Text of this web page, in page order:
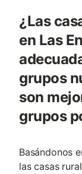
¿Las
en Las
grupos
son
grupos
Basándonos
las casas